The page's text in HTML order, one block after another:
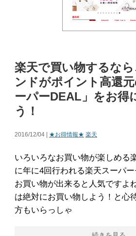
楽天で買い物するな
ンドがポイント高還
ーパーDEAL」をお得
う！
2016/12/04 | ★お得情報★ 楽天
いろいろなお買い物が楽しめる
に年に4回行われる楽天スーパ
お買い物が出来ると人気ですよ
は絶対にお買い物しよう！と心
方もいらっしゃ